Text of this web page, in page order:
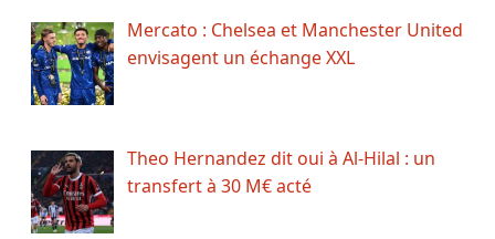
Mercato : Chelsea et Manchester United
envisagent un échange XXL
Theo Hernandez dit oui à Al-Hilal : un
transfert à 30 M€ acté